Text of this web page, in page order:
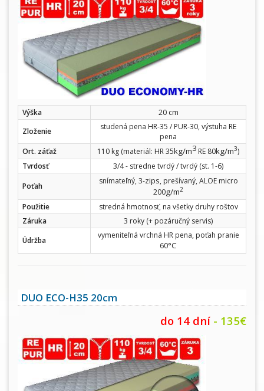
Výška
20 cm
Zloženie
studená pena HR-35 / PUR-30, výstuha RE
pena
Ort. záťaž
110 kg (materiál: HR 35kg/m3 RE 80kg/m3)
Tvrdosť
3/4 - stredne tvrdý / tvrdý (st. 1-6)
Poťah
snímateľný, 3-zips, prešívaný, ALOE micro
200g/m2
Použitie
stredná hmotnosť, na všetky druhy roštov
Záruka
3 roky (+ pozáručný servis)
Údržba
vymeniteľná vrchná HR pena, poťah pranie
60°C
DUO ECO-H35 20cm
do 14 dní - 135€